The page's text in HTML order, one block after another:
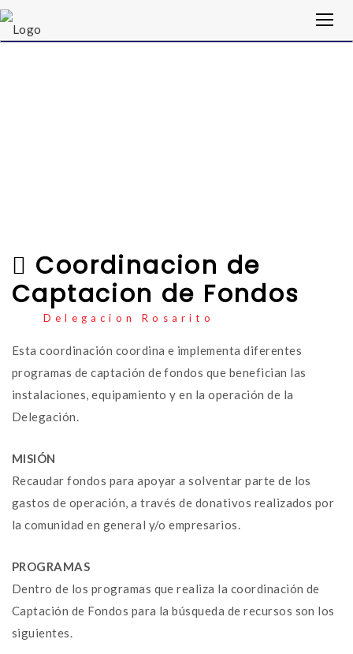
Coordinacion de
Captacion de Fondos
Delegacion Rosarito
Esta coordinación coordina e implementa diferentes
programas de captación de fondos que benefician las
instalaciones, equipamiento y en la operación de la
Delegación.
MISIÓN
Recaudar fondos para apoyar a solventar parte de los
gastos de operación, a través de donativos realizados por
la comunidad en general y/o empresarios.
PROGRAMAS
Dentro de los programas que realiza la coordinación de
Captación de Fondos para la búsqueda de recursos son los
siguientes.